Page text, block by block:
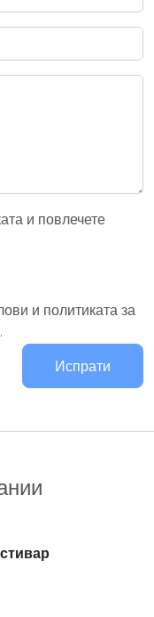
и повлечете
и политиката за
Испрати